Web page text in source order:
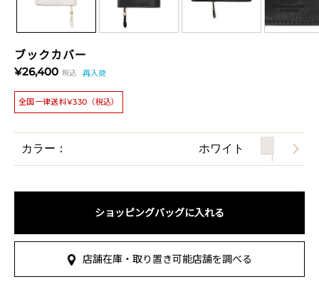
ブックカバー
¥26,400 税込 再入荷
全国一律送料¥330（税込）
カラー： ホワイト
ショッピングバッグに入れる
店舗在庫・取り置き可能店舗を調べる